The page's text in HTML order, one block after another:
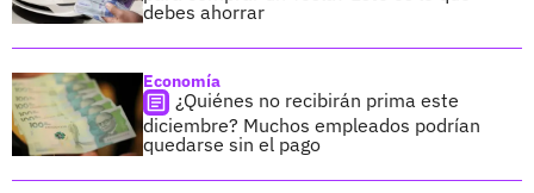
debes ahorrar
Economía
¿Quiénes no recibirán prima este
diciembre? Muchos empleados podrían
quedarse sin el pago